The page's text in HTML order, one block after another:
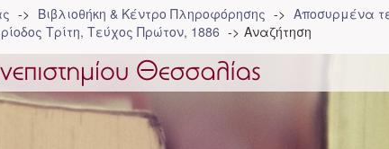
Βιβλιοθήκη & Κέντρο Πληροφόρησης
Αποσυρμένα
Τρίτη, Τεύχος Πρώτον, 1886 Αναζήτηση